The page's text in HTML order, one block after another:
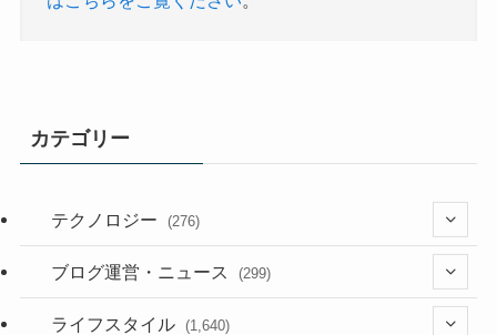
カテゴリー
テクノロジー (276)
(36)
(187)
ブログ運営・ニュース (299)
(118)
ライフスタイル (1,640)